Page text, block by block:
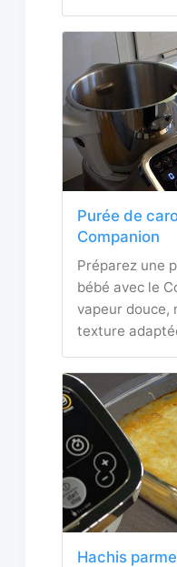
Purée de
Companion
Préparez une
bébé avec le
vapeur douce,
texture
Hachis